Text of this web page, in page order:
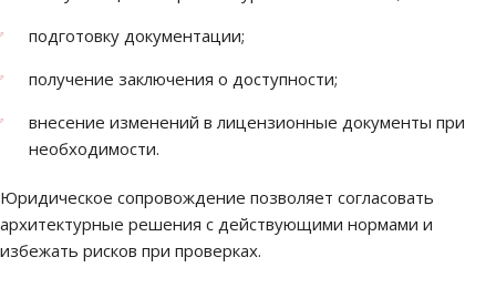
подготовку документации;
получение заключения о доступности;
внесение изменений в лицензионные документы при
необходимости.
Юридическое сопровождение позволяет согласовать
архитектурные решения с действующими нормами и
избежать рисков при проверках.